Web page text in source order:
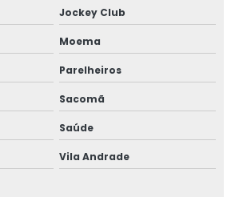
para estrada
para obra de grande porte
para pátio industrial
Jockey Club
Moema
Parelheiros
Sacomã
Saúde
Vila Andrade